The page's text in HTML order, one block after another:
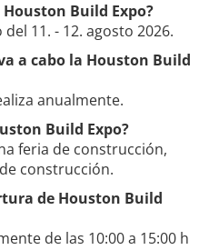
Build Expo?
11. - 12. agosto 2026.
a cabo la Houston Build
anualmente.
Build Expo?
feria de construcción,
construcción.
de Houston Build
de las 10:00 a 15:00 h